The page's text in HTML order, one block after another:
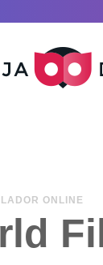
ONLINE